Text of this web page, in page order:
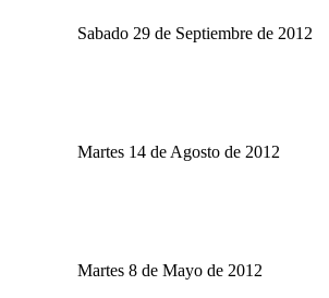
Sabado 29 de Septiembre de 2012
Martes 14 de Agosto de 2012
Martes 8 de Mayo de 2012